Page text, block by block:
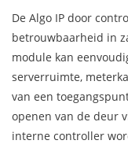
De Algo IP door
betrouwbaarheid in
module kan
serverruimte,
van een
openen van de deur
interne controller